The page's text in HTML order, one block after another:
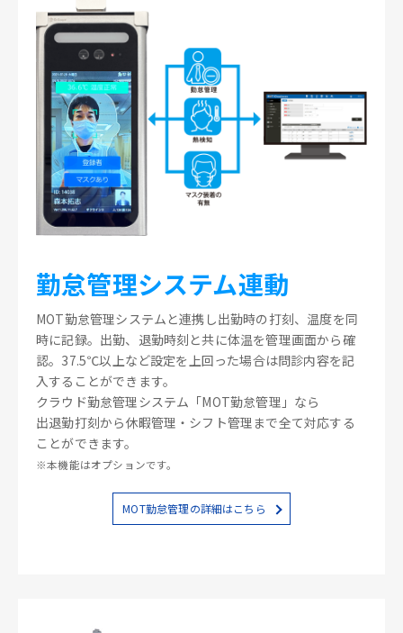
勤怠管理システム連動
MOT勤怠管理システムと連携し出勤時の打刻、温度を同
時に記録。出勤、退勤時刻と共に体温を管理画面から確
認。37.5℃以上など設定を上回った場合は問診内容を記
入することができます。
クラウド勤怠管理システム「MOT勤怠管理」なら
出退勤打刻から休暇管理・シフト管理まで全て対応する
ことができます。
※本機能はオプションです。
MOT勤怠管理の詳細はこちら